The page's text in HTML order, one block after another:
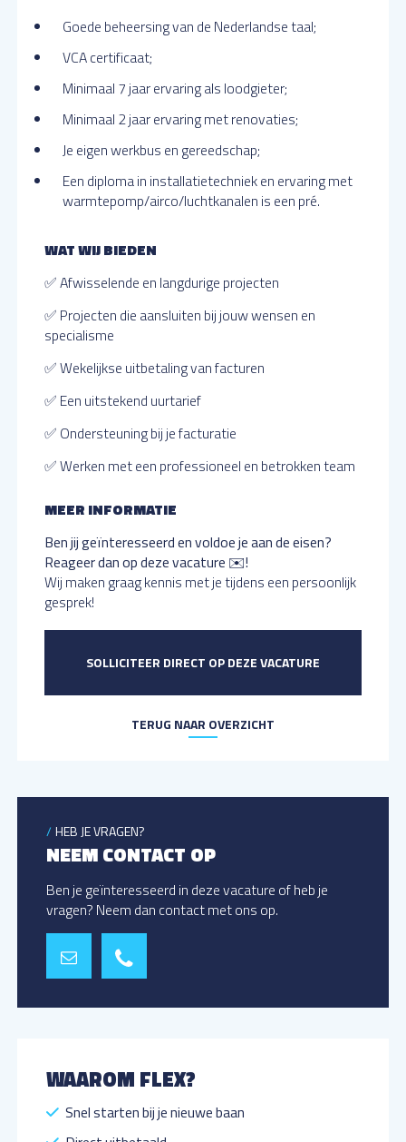
Goede beheersing van de Nederlandse taal;
VCA certificaat;
Minimaal 7 jaar ervaring als loodgieter;
Minimaal 2 jaar ervaring met renovaties;
Je eigen werkbus en gereedschap;
Een diploma in installatietechniek en ervaring met
warmtepomp/airco/luchtkanalen is een pré.
WAT WIJ BIEDEN
✅ Afwisselende en langdurige projecten
✅ Projecten die aansluiten bij jouw wensen en
specialisme
✅ Wekelijkse uitbetaling van facturen
✅ Een uitstekend uurtarief
✅ Ondersteuning bij je facturatie
✅ Werken met een professioneel en betrokken team
MEER INFORMATIE
Ben jij geïnteresseerd en voldoe je aan de eisen?
Reageer dan op deze vacature ✉️!
Wij maken graag kennis met je tijdens een persoonlijk
gesprek!
SOLLICITEER DIRECT OP DEZE VACATURE
TERUG NAAR OVERZICHT
HEB JE VRAGEN?
NEEM CONTACT OP
Ben je geïnteresseerd in deze vacature of heb je
vragen? Neem dan contact met ons op.
WAAROM FLEX?
Snel starten bij je nieuwe baan